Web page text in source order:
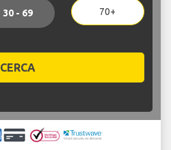
30 - 69 70+
CERCA